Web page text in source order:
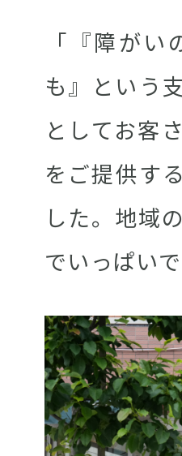
「『障が
も』という
としてお客
をご提供す
した。地域
でいっぱいで